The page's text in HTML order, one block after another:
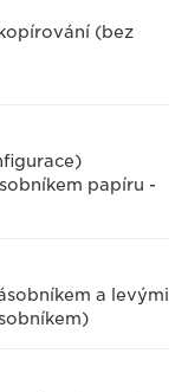
(bez
papíru -
a levými